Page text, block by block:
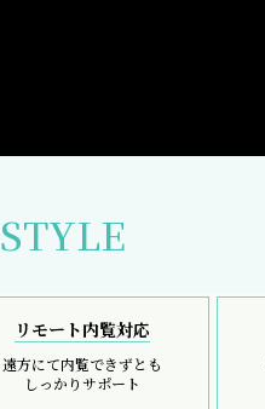
STYLE
リモート内覧対応
遠方にて内覧できずとも
しっかりサポート